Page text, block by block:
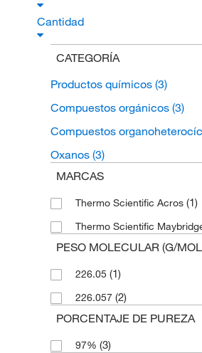
Cantidad
CATEGORÍA
Productos químicos (3)
Compuestos orgánicos (3)
Compuestos
Oxanos (3)
MARCAS
Thermo Scientific Acros (1)
Thermo Scientific
PESO MOLECULAR (G/
226.05 (1)
226.057 (2)
PORCENTAJE DE PUREZA
97% (3)